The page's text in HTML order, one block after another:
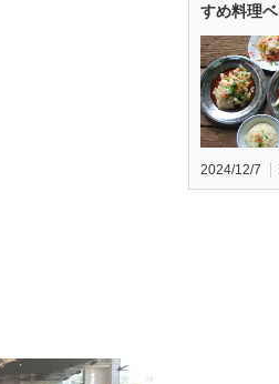
すめ料理
2024/12/7